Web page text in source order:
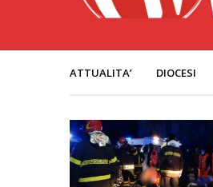
ATTUALITA’ DIOCESI